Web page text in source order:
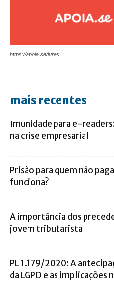
https://apoia.se/jures
mais recentes
Imunidade para e-
na crise empresarial
Prisão para quem não
funciona?
A importância dos
jovem tributarista
PL 1.179/2020: A
da LGPD e as implicações